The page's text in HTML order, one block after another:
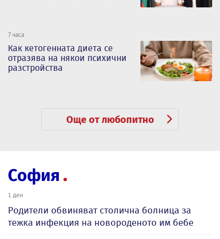
7 часа
Как кетогенната диета се
отразява на някои психични
разстройства
Още от любопитно
София
1 ден
Родители обвиняват столична болница за
тежка инфекция на новороденото им бебе